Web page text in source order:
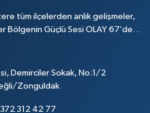
tüm ilçelerden anlık gelişmeler,
Bölgenin Güçlü Sesi OLAY 67’de…
Demirciler Sokak, No:1/2
Zonguldak
312 42 77